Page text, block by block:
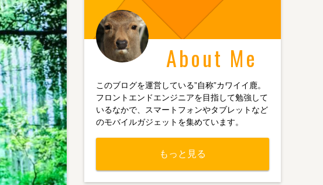
About Me
このブログを運営している”自称”カワイイ鹿。
フロントエンドエンジニアを目指して勉強して
いるなかで、スマートフォンやタブレットなど
のモバイルガジェットを集めています。
もっと見る